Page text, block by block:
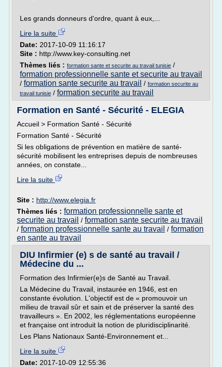
Les grands donneurs d'ordre, quant à eux,...
Lire la suite
Date: 2017-10-09 11:16:17
Site : http://www.key-consulting.net
Thèmes liés : formation sante et securite au travail tunisie /
formation professionnelle sante et securite au travail
/ formation sante securite au travail / formation securite au
travail tunisie / formation securite au travail
Formation en Santé - Sécurité - ELEGIA
Accueil > Formation Santé - Sécurité
Formation Santé - Sécurité
Si les obligations de prévention en matière de santé-
sécurité mobilisent les entreprises depuis de nombreuses
années, on constate...
Lire la suite
Site : http://www.elegia.fr
Thèmes liés : formation professionnelle sante et
securite au travail / formation sante securite au travail
/ formation professionnelle sante au travail / formation
en sante au travail
DIU Infirmier (e) s de santé au travail /
Médecine du ...
Formation des Infirmier(e)s de Santé au Travail.
La Médecine du Travail, instaurée en 1946, est en
constante évolution. L'objectif est de « promouvoir un
milieu de travail sûr et sain et de préserver la santé des
travailleurs ». En 2002, les réglementations européenne
et française ont introduit la notion de pluridisciplinarité.
Les Plans Nationaux Santé-Environnement et...
Lire la suite
Date: 2017-10-09 12:55:36